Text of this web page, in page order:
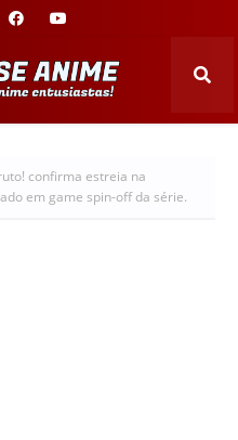
confirma estreia na
em game spin-off da série.